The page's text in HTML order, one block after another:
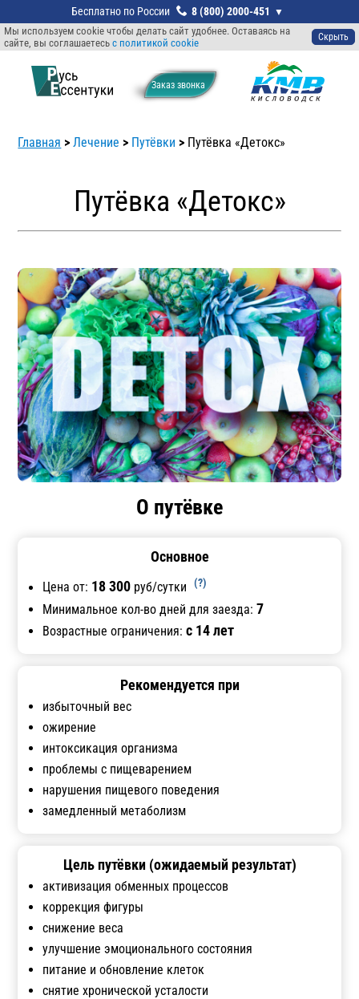
Мы используем cookie чтобы делать сайт удобнее. Оставаясь на
сайте, вы соглашаетесь с политикой cookie Скрыть
Заказ звонкa
8 (800) 2000-451
Главная >Лечение > Путёвки > Путёвка «Детокс»
Путёвка «Детокс»
О путёвке
Основное
Цена от: 18 300 руб/сутки (?)
Минимальное кол-во дней для заезда:7
Возрастные ограничения:с 14 лет
Рекомендуется при
избыточный вес
ожирение
интоксикация организма
проблемы с пищеварением
нарушения пищевого поведения
замедленный метаболизм
Цель путёвки (ожидаемый результат)
активизация обменных процессов
коррекция фигуры
снижение веса
улучшение эмоционального состояния
питание и обновление клеток
снятие хронической усталости